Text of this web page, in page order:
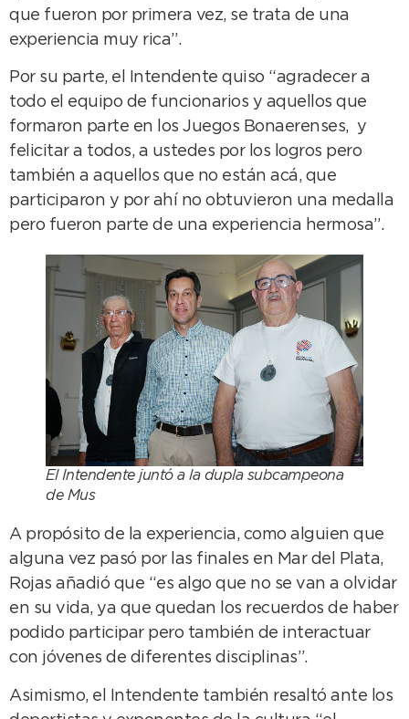
que fueron por primera vez, se trata de una
experiencia muy rica”.
Por su parte, el Intendente quiso “agradecer a
todo el equipo de funcionarios y aquellos que
formaron parte en los Juegos Bonaerenses, y
felicitar a todos, a ustedes por los logros pero
también a aquellos que no están acá, que
participaron y por ahí no obtuvieron una medalla
pero fueron parte de una experiencia hermosa”.
El Intendente juntó a la dupla subcampeona
de Mus
A propósito de la experiencia, como alguien que
alguna vez pasó por las finales en Mar del Plata,
Rojas añadió que “es algo que no se van a olvidar
en su vida, ya que quedan los recuerdos de haber
podido participar pero también de interactuar
con jóvenes de diferentes disciplinas”.
Asimismo, el Intendente también resaltó ante los